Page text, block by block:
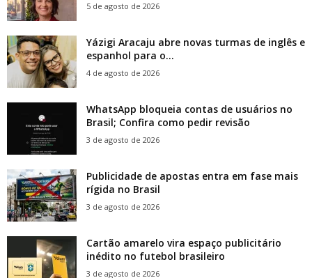
5 de agosto de 2026
Yázigi Aracaju abre novas turmas de inglês e
espanhol para o...
4 de agosto de 2026
WhatsApp bloqueia contas de usuários no
Brasil; Confira como pedir revisão
3 de agosto de 2026
Publicidade de apostas entra em fase mais
rígida no Brasil
3 de agosto de 2026
Cartão amarelo vira espaço publicitário
inédito no futebol brasileiro
3 de agosto de 2026